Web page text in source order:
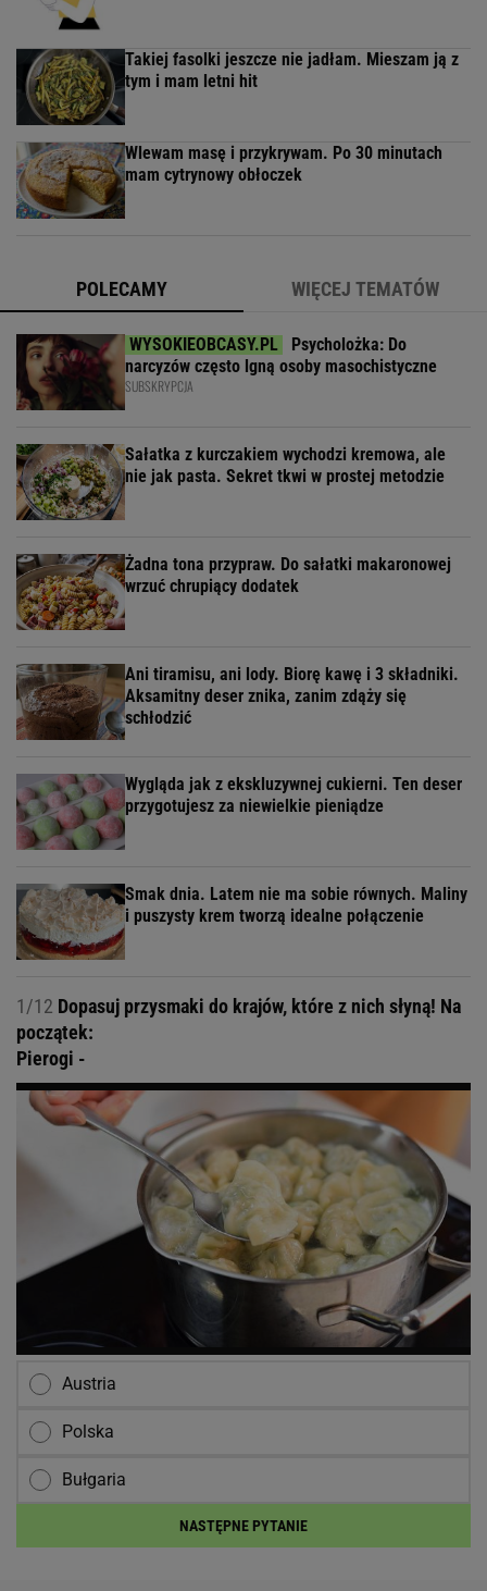
Takiej fasolki jeszcze nie jadłam. Mieszam ją z
tym i mam letni hit
Wlewam masę i przykrywam. Po 30 minutach
mam cytrynowy obłoczek
POLECAMY WIĘCEJ TEMATÓW
Psycholożka: Do
narcyzów często lgną osoby masochistyczne
SUBSKRYPCJA
Sałatka z kurczakiem wychodzi kremowa, ale
nie jak pasta. Sekret tkwi w prostej metodzie
Żadna tona przypraw. Do sałatki makaronowej
wrzuć chrupiący dodatek
Ani tiramisu, ani lody. Biorę kawę i 3 składniki.
Aksamitny deser znika, zanim zdąży się
schłodzić
Wygląda jak z ekskluzywnej cukierni. Ten deser
przygotujesz za niewielkie pieniądze
Smak dnia. Latem nie ma sobie równych. Maliny
i puszysty krem tworzą idealne połączenie
1/12 Dopasuj przysmaki do krajów, które z nich słyną! Na
początek:
Pierogi -
Austria
Polska
Bułgaria
NASTĘPNE PYTANIE